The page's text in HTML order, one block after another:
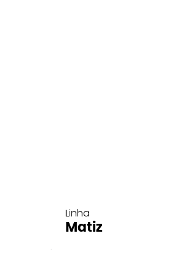
Linha
Matiz